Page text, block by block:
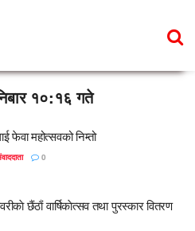
१०:१६ गते
फेवा महोत्सवको निम्तो
0
छैंठाैं वार्षिकाेत्सव तथा पुरस्कार वितरण